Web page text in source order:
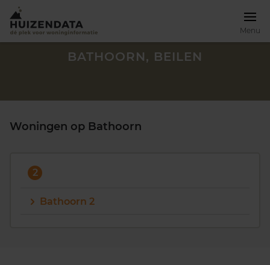
Menu
BATHOORN, BEILEN
Woningen op Bathoorn
2
Bathoorn 2